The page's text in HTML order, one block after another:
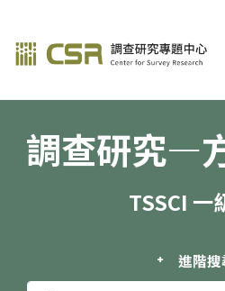
調查研究—方法
調查研究—
TSSCI 一
進階搜